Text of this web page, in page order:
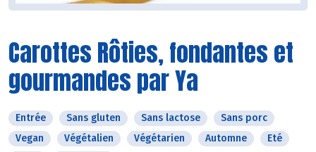
Carottes Rôties, fondantes et
gourmandes par Ya
Entrée Sans gluten Sans lactose
Sans porc
Vegan
Végétalien Végétarien Automne
Eté